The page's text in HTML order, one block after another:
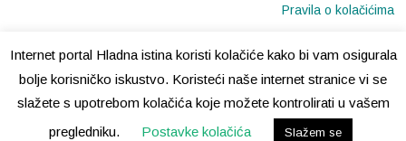
Pravila o kolačićima
Internet portal Hladna istina koristi kolačiće kako bi vam osigurala
bolje korisničko iskustvo. Koristeći naše internet stranice vi se
slažete s upotrebom kolačića koje možete kontrolirati u vašem
pregledniku.
Postavke kolačića Slažem se
Copyright © 2020 · Sva prava pridržana · Hladna Istina